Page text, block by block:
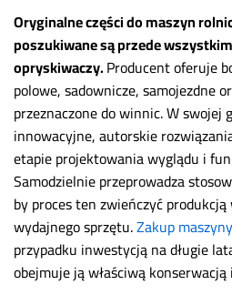
Oryginalne części do maszyn
poszukiwane są przede
opryskiwaczy.Producent oferuje
polowe, sadownicze, samojezdne
przeznaczone do winnic. W swojej
innowacyjne, autorskie
etapie projektowania wyglądu i
Samodzielnie przeprowadza
by proces ten zwieńczyć
wydajnego sprzętu.Zakup
przypadku inwestycją na długie
obejmuje ją właściwą